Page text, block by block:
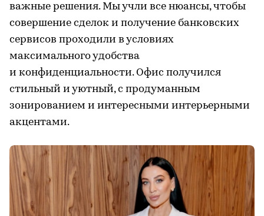
важные решения. Мы учли все нюансы, чтобы
совершение сделок и получение банковских
сервисов проходили в условиях
максимального удобства
и конфиденциальности. Офис получился
стильный и уютный, с продуманным
зонированием и интересными интерьерными
акцентами.